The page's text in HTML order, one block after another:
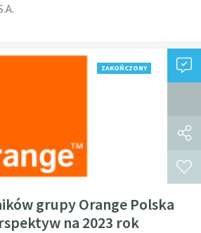
ZAKOŃCZONY
grupy Orange Polska
na 2023 rok